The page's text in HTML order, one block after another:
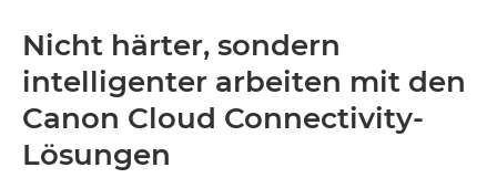
Nicht härter, sondern
intelligenter arbeiten mit den
Canon Cloud Connectivity-
Lösungen